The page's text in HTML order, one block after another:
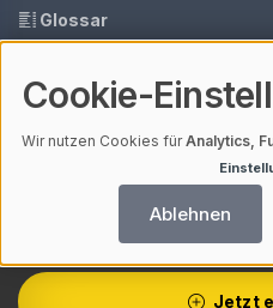
Glossar
Media Daten
Jetzt
ⓘ Affiliate-Link
Arbeit – ohne Mehrkosten für dich.
Cookie-
Wir nutzen Cookies fürAnalytics,
Ablehnen